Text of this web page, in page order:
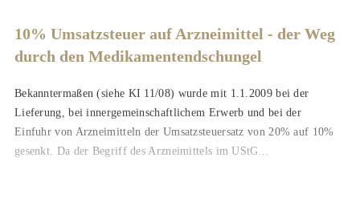
10% Umsatzsteuer auf Arzneimittel - der Weg
durch den Medikamentendschungel
Bekanntermaßen (siehe KI 11/08) wurde mit 1.1.2009 bei der
Lieferung, bei innergemeinschaftlichem Erwerb und bei der
Einfuhr von Arzneimitteln der Umsatzsteuersatz von 20% auf 10%
gesenkt. Da der Begriff des Arzneimittels im UStG...